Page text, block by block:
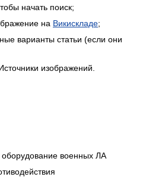
начать поиск;
на Викискладе;
варианты статьи (если они
изображений.
военных ЛА